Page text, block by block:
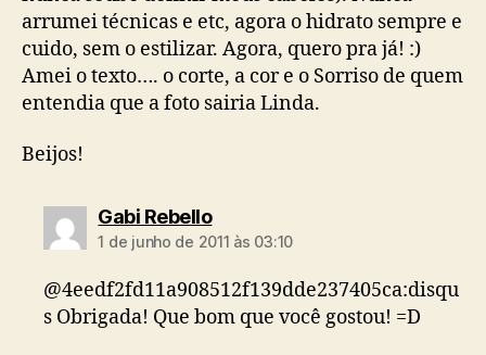
arrumei técnicas e etc, agora o hidrato sempre e
cuido, sem o estilizar. Agora, quero pra já! :)
Amei o texto…. o corte, a cor e o Sorriso de quem
entendia que a foto sairia Linda.
Beijos!
Gabi Rebellodiz:
1 de junho de 2011 às 03:10
@4eedf2fd11a908512f139dde237405ca:disqu
s Obrigada! Que bom que você gostou! =D